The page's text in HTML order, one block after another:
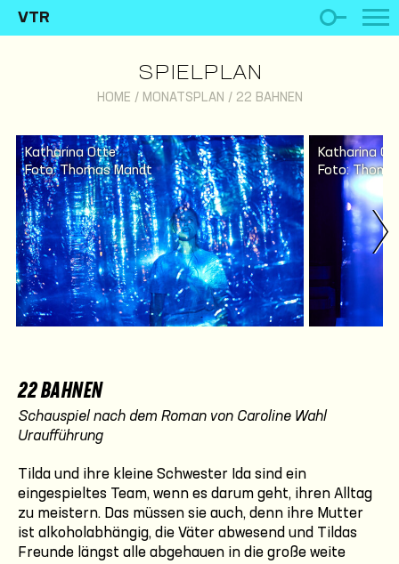
VTR
SPIELPLAN
HOME / MONATSPLAN / 22 BAHNEN
Katharina Otte
Foto: Thomas Mandt
Katharina
Foto:
22 BAHNEN
Schauspiel nach dem Roman von Caroline Wahl
Uraufführung
Tilda und ihre kleine Schwester Ida sind ein
eingespieltes Team, wenn es darum geht, ihren Alltag
zu meistern. Das müssen sie auch, denn ihre Mutter
ist alkoholabhängig, die Väter abwesend und Tildas
Freunde längst alle abgehauen in die große weite